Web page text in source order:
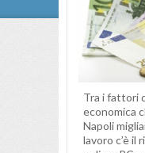
Tra i fattori
economica
Napoli
lavoro c’è il